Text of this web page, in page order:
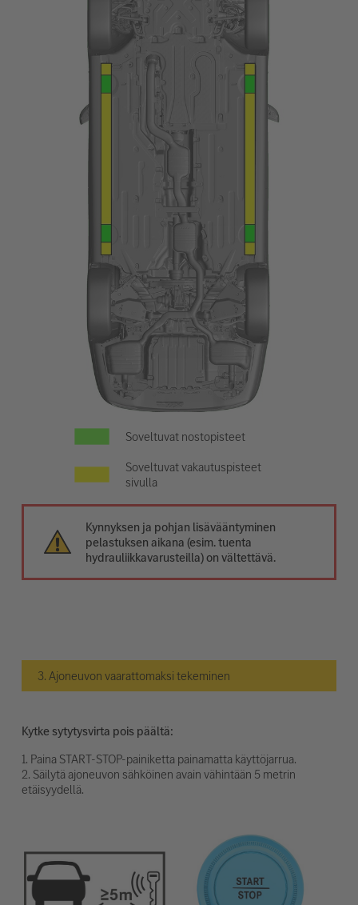
Soveltuvat nostopisteet
Soveltuvat vakautuspisteet
sivulla
Kynnyksen ja pohjan lisävääntyminen
pelastuksen aikana (esim. tuenta
hydrauliikkavarusteilla) on vältettävä.
3. Ajoneuvon vaarattomaksi tekeminen
Kytke sytytysvirta pois päältä:
1. Paina START-STOP-painiketta painamatta käyttöjarrua.
2. Säilytä ajoneuvon sähköinen avain vähintään 5 metrin
etäisyydellä.